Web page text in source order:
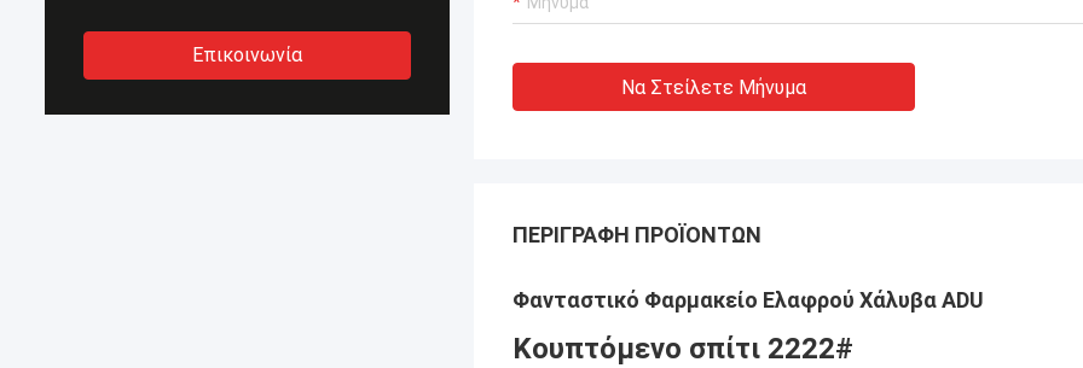
Επικοινωνία
Να Στείλετε Μήνυμα
ΠΕΡΙΓΡΑΦΉ ΠΡΟΪΌΝΤΩΝ
Φανταστικό Φαρμακείο Ελαφρού Χάλυβα ADU
Κουπτόμενο σπίτι 2222#